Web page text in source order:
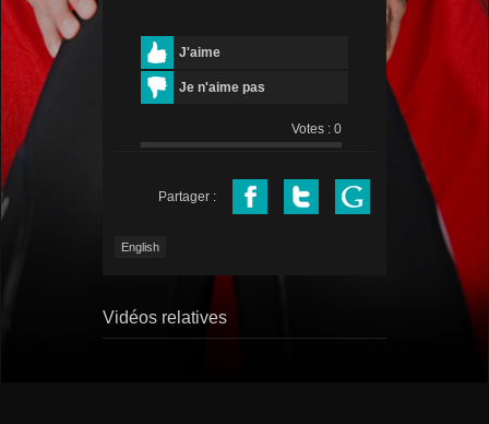
Votes : 0
J'aime
Je n'aime pas
Partager :
English
Vidéos relatives